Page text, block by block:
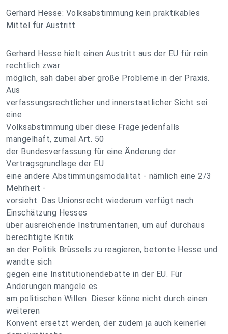
Gerhard Hesse: Volksabstimmung kein praktikables
Mittel für Austritt
Gerhard Hesse hielt einen Austritt aus der EU für rein
rechtlich zwar
möglich, sah dabei aber große Probleme in der Praxis.
Aus
verfassungsrechtlicher und innerstaatlicher Sicht sei
eine
Volksabstimmung über diese Frage jedenfalls
mangelhaft, zumal Art. 50
der Bundesverfassung für eine Änderung der
Vertragsgrundlage der EU
eine andere Abstimmungsmodalität - nämlich eine 2/3
Mehrheit -
vorsieht. Das Unionsrecht wiederum verfügt nach
Einschätzung Hesses
über ausreichende Instrumentarien, um auf durchaus
berechtigte Kritik
an der Politik Brüssels zu reagieren, betonte Hesse und
wandte sich
gegen eine Institutionendebatte in der EU. Für
Änderungen mangele es
am politischen Willen. Dieser könne nicht durch einen
weiteren
Konvent ersetzt werden, der zudem ja auch keinerlei